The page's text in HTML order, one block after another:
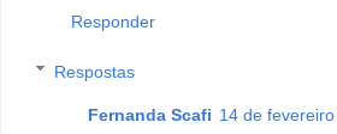
Responder
Respostas
Fernanda Scafi 14 de